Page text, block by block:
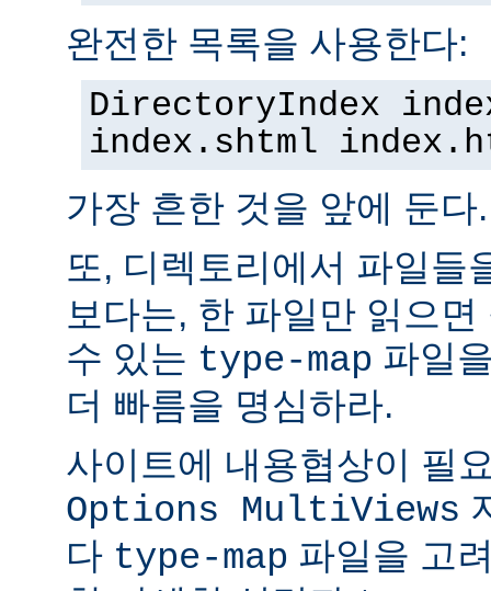
완전한 목록을 사용한다:
DirectoryIndex
index.shtml
가장 흔한 것을 앞에 둔다.
또, 디렉토리에서 파일들
보다는, 한 파일만 읽으
수 있는 type-map 파일
더 빠름을 명심하라.
사이트에 내용협상이 필
Options MultiViews
다 type-map 파일을 고